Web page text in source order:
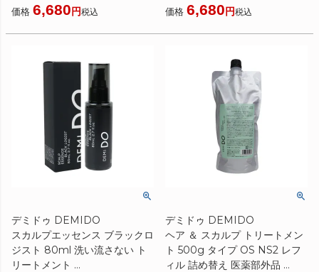
価格 6,680 税込 価格 6,680 税込
デミドゥ DEMIDO
スカルプエッセンス ブラックロ
ジスト 80ml 洗い流さない ト
リートメント
デミドゥ DEMIDO
ヘア ＆ スカルプ トリートメン
ト 500g タイプ OS NS2 レフ
ィル 詰め替え 医薬部外品